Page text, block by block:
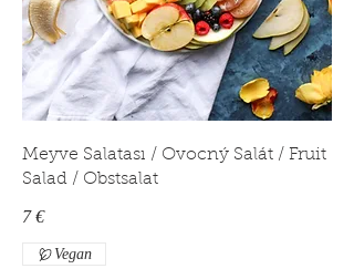
Meyve Salatası / Ovocný Salát / Fruit
Salad / Obstsalat
7 €
Vegan